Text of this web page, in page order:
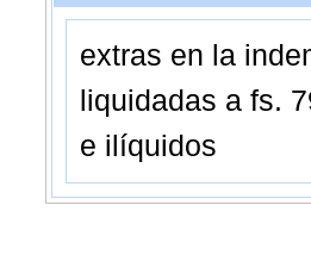
extras en la
liquidadas a fs.
e ilíquidos